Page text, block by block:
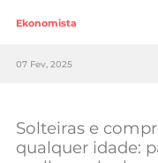
Lifestyle
Sociedade
Negócios
Ekonomista
07 Fev, 2025
Solteiras e
qualquer idade: